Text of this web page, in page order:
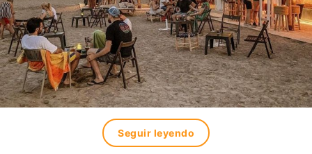
Seguir leyendo